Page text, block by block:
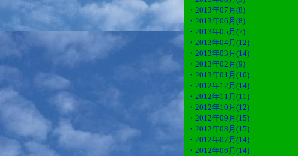
・2013年07月(8)
・2013年06月(8)
・2013年05月(7)
・2013年04月(12)
・2013年03月(14)
・2013年02月(9)
・2013年01月(10)
・2012年12月(14)
・2012年11月(11)
・2012年10月(12)
・2012年09月(15)
・2012年08月(15)
・2012年07月(14)
・2012年06月(14)